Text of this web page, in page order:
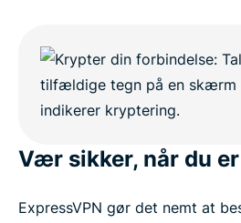
Vær sikker, når du
ExpressVPN gør det nemt at